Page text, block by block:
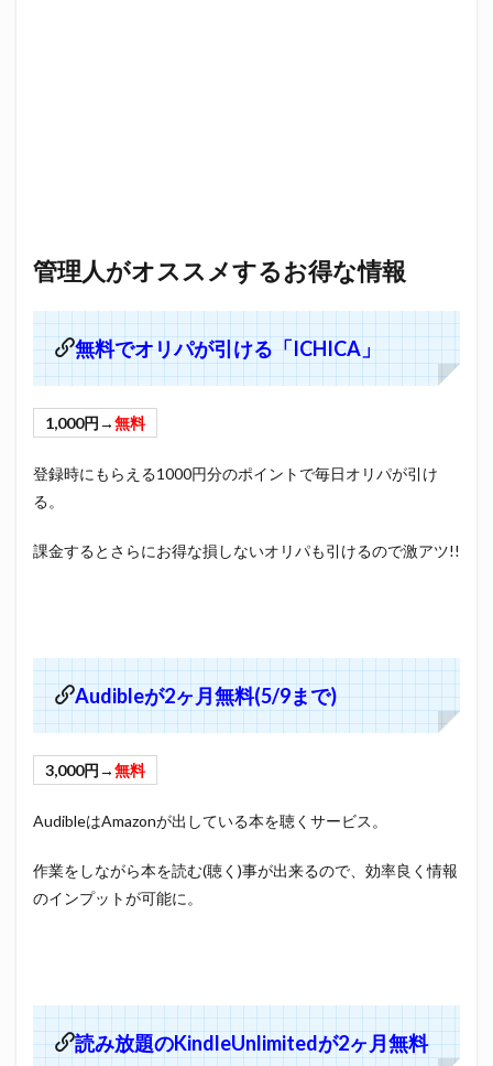
管理人がオススメするお得な情報
無料でオリパが引ける「ICHICA」
1,000円→無料
登録時にもらえる1000円分のポイントで毎日オリパが引け
る。
課金するとさらにお得な損しないオリパも引けるので激アツ!!
Audibleが2ヶ月無料(5/9まで)
3,000円→無料
AudibleはAmazonが出している本を聴くサービス。
作業をしながら本を読む(聴く)事が出来るので、効率良く情報
のインプットが可能に。
読み放題のKindleUnlimitedが2ヶ月無料